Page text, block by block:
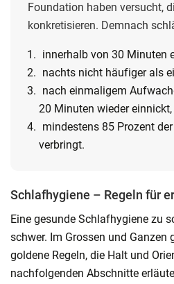
Foundation haben versucht,
konkretisieren. Demnach
innerhalb von 30 Minuten
nachts nicht häufiger als
nach einmaligem
20 Minuten wieder einnickt,
mindestens 85 Prozent
verbringt.
Schlafhygiene – Regeln für
Eine gesunde Schlafhygiene zu
schwer. Im Grossen und Ganzen
goldene Regeln, die Halt und
nachfolgenden Abschnitte